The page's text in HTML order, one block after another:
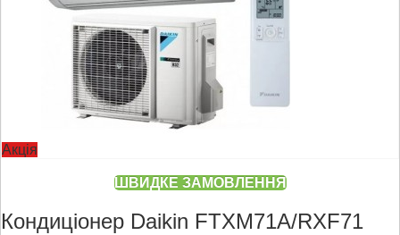
Акція
ШВИДКЕ ЗАМОВЛЕННЯ
Кондиціонер Daikin FTXM71A/RXF71